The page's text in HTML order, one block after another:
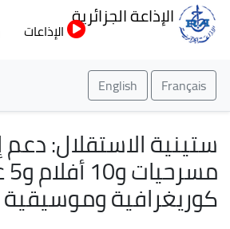
إلى
الإذاعة الجزائرية
الإذاعات
Français
English
كوريغرافية وموسيقية